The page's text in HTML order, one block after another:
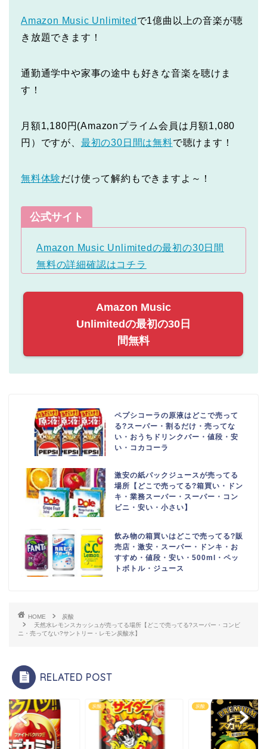
Amazon Music Unlimited で1億曲以上の音楽が聴
き放題できます！
通勤通学中や家事の途中も好きな音楽を聴けま
す！
月額1,180円(Amazonプライム会員は月額1,080
円）ですが、 最初の30日間は無料で聴けます！
無料体験だけ使って解約もできますよ～！
公式サイト
Amazon Music Unlimitedの最初の30日間
無料の詳細確認はコチラ
Amazon Music
Unlimitedの最初の30日
間無料
ペプシコーラの原液はどこで売って
る?スーパー・割るだけ・売ってな
い・おうちドリンクバー・値段・安
い・コカコーラ
激安の紙パックジュースが売ってる
場所【どこで売ってる?箱買い・ドン
キ・業務スーパー・スーパー・コン
ビニ・安い・小さい】
飲み物の箱買いはどこで売ってる?販
売店・激安・スーパー・ドンキ・お
すすめ・値段・安い・500ml・ペッ
トボトル・ジュース
HOME
炭酸
天然水レモンスカッシュが売ってる場所【どこで売ってる?スーパー・コンビ
ニ・売ってない?サントリー・レモン炭酸水】
RELATED POST
炭酸 炭酸